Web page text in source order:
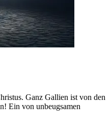
Ganz Gallien ist von den
Ein von unbeugsamen